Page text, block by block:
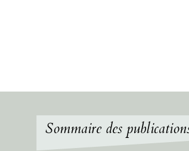
Sommaire des